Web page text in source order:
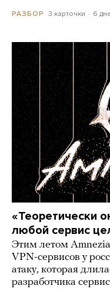
РАЗБОР 3 карточки 6
«Теоретически
любой сервис
Этим летом
VPN-сервисов у
атаку, которая
разработчика